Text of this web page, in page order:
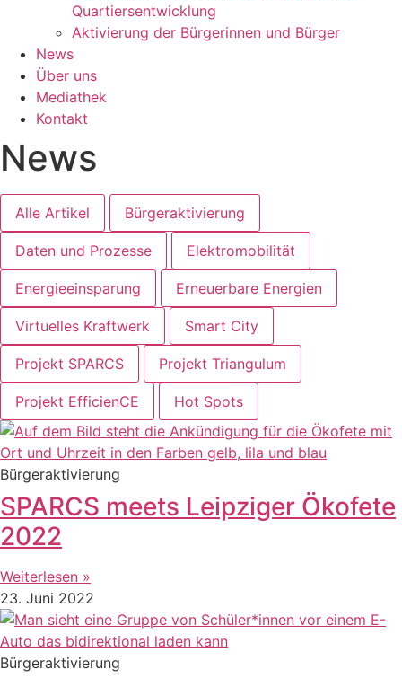
Quartiersentwicklung
Aktivierung der Bürgerinnen und Bürger
News
Über uns
Mediathek
Kontakt
News
Alle Artikel Bürgeraktivierung
Daten und Prozesse Elektromobilität
Energieeinsparung Erneuerbare Energien
Virtuelles Kraftwerk Smart City
Projekt SPARCS Projekt Triangulum
Projekt EfficienCE Hot Spots
Bürgeraktivierung
SPARCS meets Leipziger Ökofete
2022
Weiterlesen »
23. Juni 2022
Bürgeraktivierung